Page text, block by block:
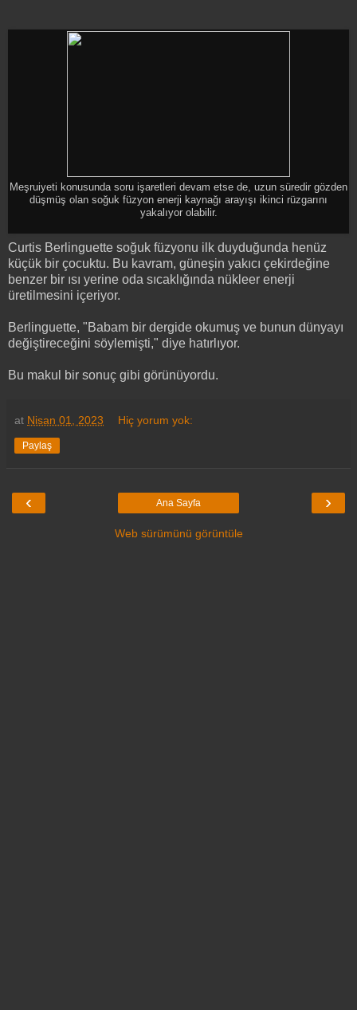
Meşruiyeti konusunda soru işaretleri devam etse de, uzun süredir gözden
düşmüş olan soğuk füzyon enerji kaynağı arayışı ikinci rüzgarını
yakalıyor olabilir.
Curtis Berlinguette soğuk füzyonu ilk duyduğunda henüz
küçük bir çocuktu. Bu kavram, güneşin yakıcı çekirdeğine
benzer bir ısı yerine oda sıcaklığında nükleer enerji
üretilmesini içeriyor.
Berlinguette, "Babam bir dergide okumuş ve bunun dünyayı
değiştireceğini söylemişti," diye hatırlıyor.
Bu makul bir sonuç gibi görünüyordu.
at Nisan 01, 2023 Hiç yorum yok:
Paylaş
‹ ›
Ana Sayfa
Web sürümünü görüntüle